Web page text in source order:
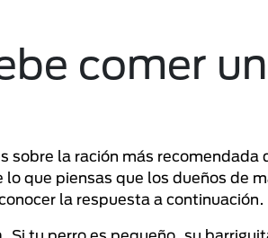
comer
sobre la ración más recomendada
que piensas que los dueños de
la respuesta a continuación.